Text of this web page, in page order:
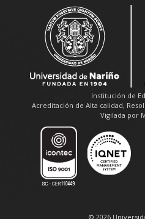
Institución de
Acreditación de Alta calidad,
Vigilada por
© 2026